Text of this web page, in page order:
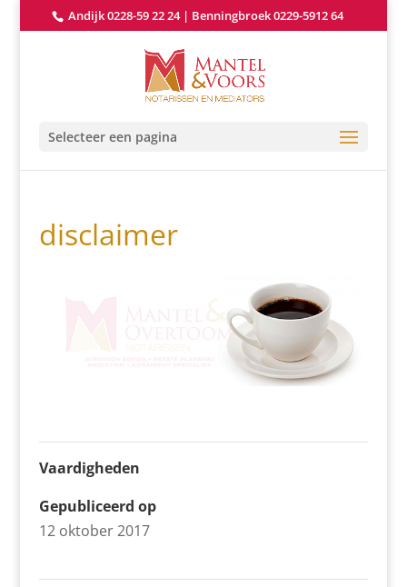
Andijk 0228-59 22 24| Benningbroek 0229-5912 64
Selecteer een pagina
disclaimer
Vaardigheden
Gepubliceerd op
12 oktober 2017